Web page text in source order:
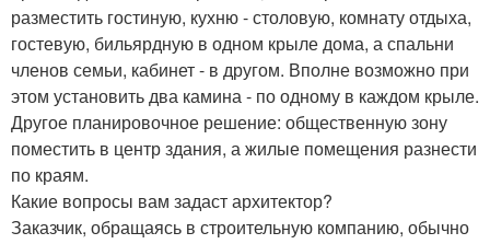
разместить гостиную, кухню - столовую, комнату отдыха,
гостевую, бильярдную в одном крыле дома, а спальни
членов семьи, кабинет - в другом. Вполне возможно при
этом установить два камина - по одному в каждом крыле.
Другое планировочное решение: общественную зону
поместить в центр здания, а жилые помещения разнести
по краям.
Какие вопросы вам задаст архитектор?
Заказчик, обращаясь в строительную компанию, обычно